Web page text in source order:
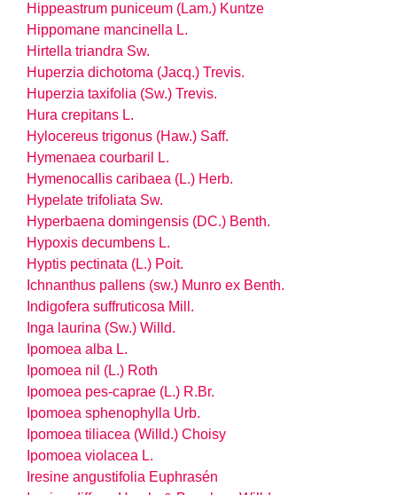
Hippeastrum puniceum (Lam.) Kuntze
Hippomane mancinella L.
Hirtella triandra Sw.
Huperzia dichotoma (Jacq.) Trevis.
Huperzia taxifolia (Sw.) Trevis.
Hura crepitans L.
Hylocereus trigonus (Haw.) Saff.
Hymenaea courbaril L.
Hymenocallis caribaea (L.) Herb.
Hypelate trifoliata Sw.
Hyperbaena domingensis (DC.) Benth.
Hypoxis decumbens L.
Hyptis pectinata (L.) Poit.
Ichnanthus pallens (sw.) Munro ex Benth.
Indigofera suffruticosa Mill.
Inga laurina (Sw.) Willd.
Ipomoea alba L.
Ipomoea nil (L.) Roth
Ipomoea pes-caprae (L.) R.Br.
Ipomoea sphenophylla Urb.
Ipomoea tiliacea (Willd.) Choisy
Ipomoea violacea L.
Iresine angustifolia Euphrasén